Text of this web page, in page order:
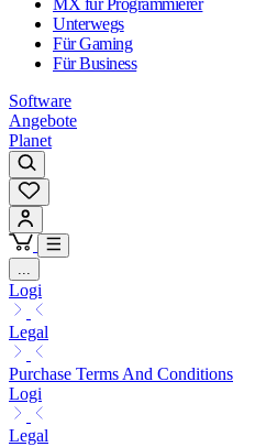
MX für Programmierer
Unterwegs
Für Gaming
Für Business
Software
Angebote
Planet
...
Logi
Legal
Purchase Terms And Conditions
Logi
Legal